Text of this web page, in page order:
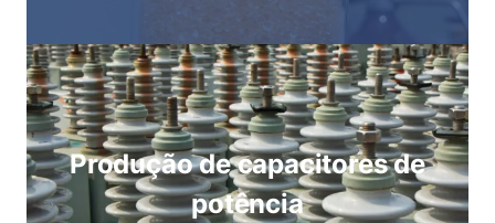
Produção de capacitores de
potência